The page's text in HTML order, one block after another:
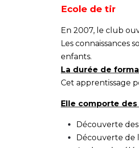
Ecole de tir
En 2007, le club
Les connaissances
enfants.
La durée de
Cet apprentissage
Elle comporte
Découverte
Découverte de